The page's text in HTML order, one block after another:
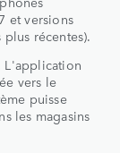
et versions
récentes).
L'application
vers le
puisse
les magasins